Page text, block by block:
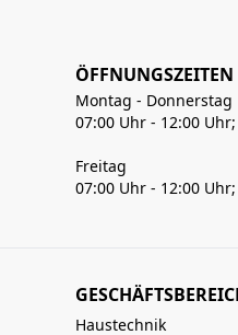
ÖFFNUNGSZEITEN
Montag - Donnerstag
07:00 Uhr - 12:00
Freitag
07:00 Uhr - 12:00
Haustechnik